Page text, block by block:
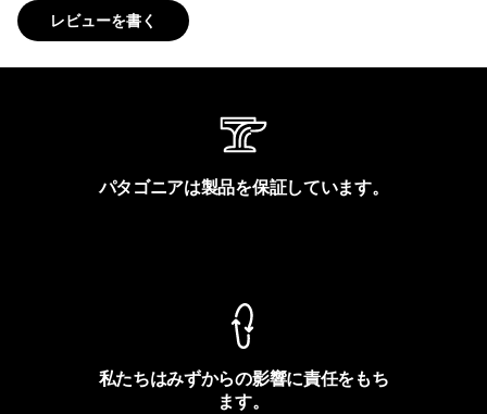
レビューを書く
パタゴニアは製品を保証しています。
私たちはみずからの影響に責任をもち
ます。